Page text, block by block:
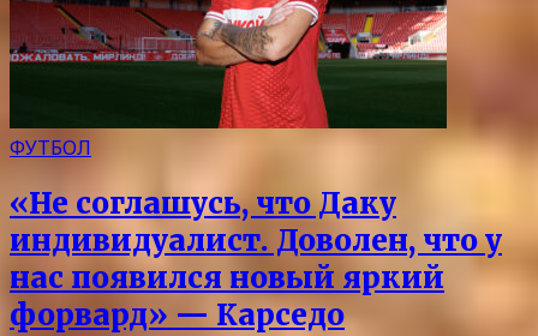
ФУТБОЛ
«Не соглашусь, что Даку
индивидуалист. Доволен, что у
нас появился новый яркий
форвард» — Карседо